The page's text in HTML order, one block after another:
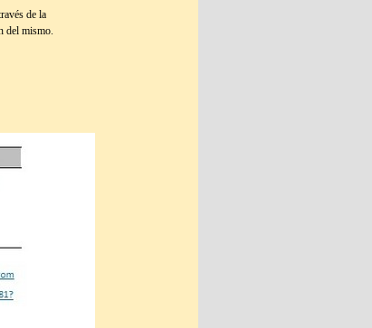
de la
del mismo.